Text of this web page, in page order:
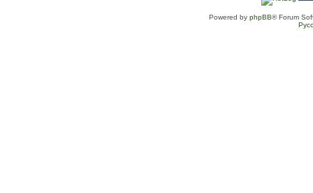
Powered by phpBB® Forum